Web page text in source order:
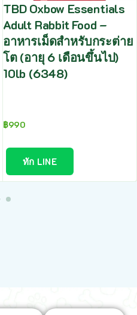
TBD Oxbow Essentials
Adult Rabbit Food –
อาหารเม็ดสำหรับกระต่าย
โต (อายุ 6 เดือนขึ้นไป)
10lb (6348)
฿990
ทัก LINE